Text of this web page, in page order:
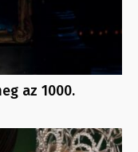
az 1000.